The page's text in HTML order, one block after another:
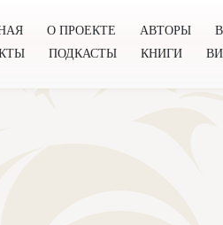
О ПРОЕКТЕ АВТОРЫ
ПОДКАСТЫ КНИГИ